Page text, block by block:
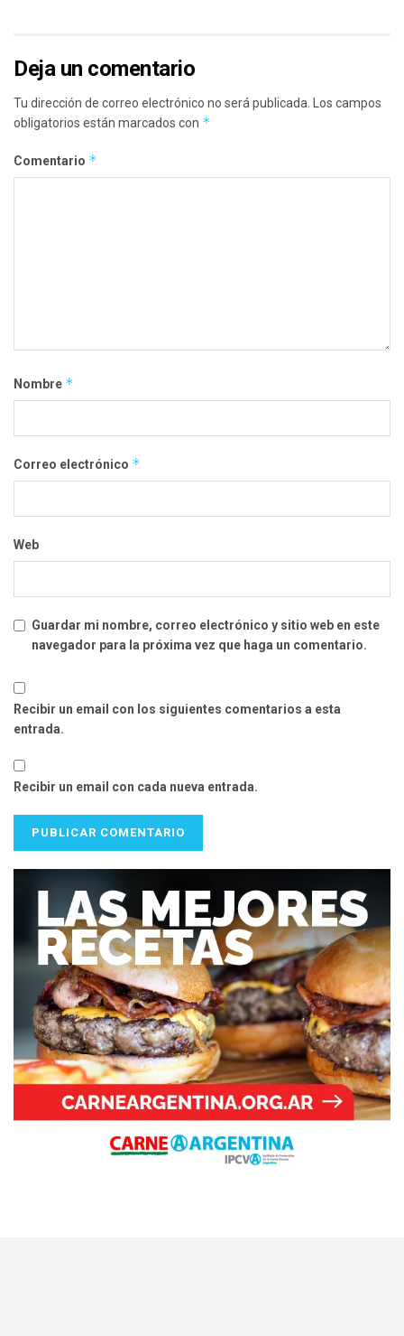
Deja un comentario
Tu dirección de correo electrónico no será publicada.
Los campos
obligatorios están marcados con *
Comentario *
Nombre *
Correo electrónico *
Web
Guardar mi nombre, correo electrónico y sitio web en este
navegador para la próxima vez que haga un comentario.
Recibir un email con los siguientes comentarios a esta
entrada.
Recibir un email con cada nueva entrada.